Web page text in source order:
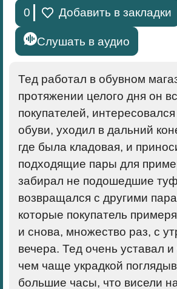
0 Добавить в закладки
Слушать в аудио
Тед работал в обувном
протяжении целого дня он
покупателей,
обуви, уходил в дальний
где была кладовая, и
подходящие пары для
забирал не подошедшие
возвращался с другими
которые покупатель
и снова, множество раз, с
вечера. Тед очень уставал
чем чаще украдкой
большие часы, что висели